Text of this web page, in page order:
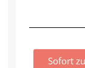
Sofort